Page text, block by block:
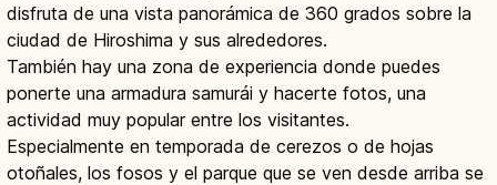
disfruta de una vista panorámica de 360 grados sobre la
ciudad de Hiroshima y sus alrededores.
También hay una zona de experiencia donde puedes
ponerte una armadura samurái y hacerte fotos, una
actividad muy popular entre los visitantes.
Especialmente en temporada de cerezos o de hojas
otoñales, los fosos y el parque que se ven desde arriba se